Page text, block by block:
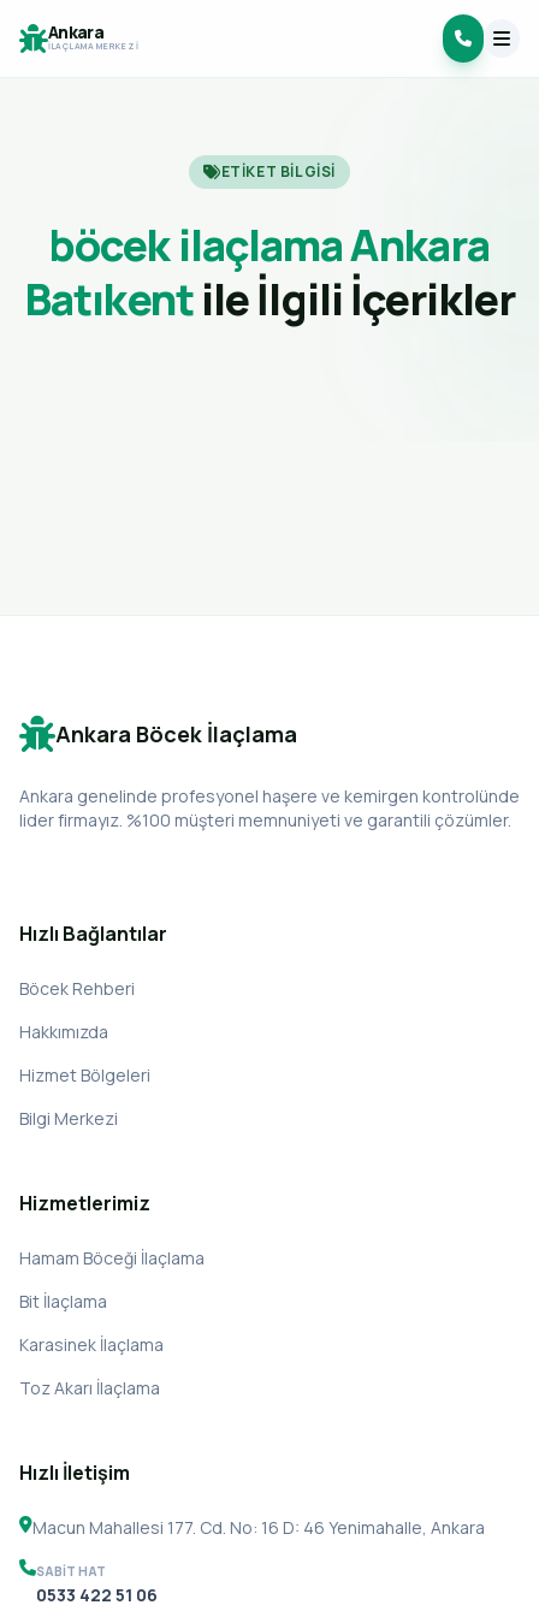
Ankara
İLAÇLAMA MERKEZI
ETIKET BILGISI
böcek ilaçlama Ankara
Batıkentile İlgili İçerikler
Ankara Böcek İlaçlama
Ankara genelinde profesyonel haşere ve kemirgen kontrolünde
lider firmayız. %100 müşteri memnuniyeti ve garantili çözümler.
Hızlı Bağlantılar
Böcek Rehberi
Hakkımızda
Hizmet Bölgeleri
Bilgi Merkezi
Hizmetlerimiz
Hamam Böceği İlaçlama
Bit İlaçlama
Karasinek İlaçlama
Toz Akarı İlaçlama
Hızlı İletişim
Macun Mahallesi 177. Cd. No: 16 D: 46 Yenimahalle, Ankara
SABIT HAT
0533 422 51 06